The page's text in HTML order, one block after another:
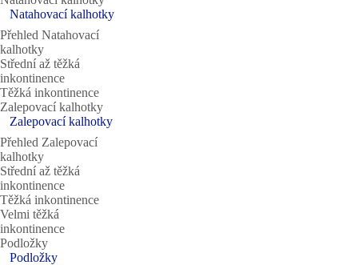
Natahovací kalhotky
Přehled Natahovací
kalhotky
Střední až těžká
inkontinence
Těžká inkontinence
Zalepovací kalhotky
Zalepovací kalhotky
Přehled Zalepovací
kalhotky
Střední až těžká
inkontinence
Těžká inkontinence
Velmi těžká
inkontinence
Podložky
Podložky